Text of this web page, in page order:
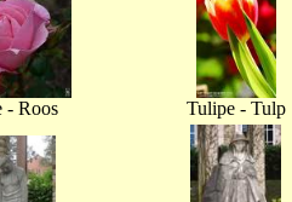
- Roos
Tulipe - Tulp